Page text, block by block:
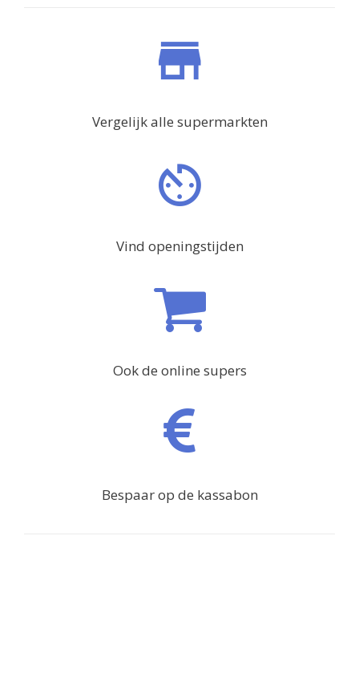
Vergelijk alle supermarkten
Vind openingstijden
Ook de online supers
Bespaar op de kassabon